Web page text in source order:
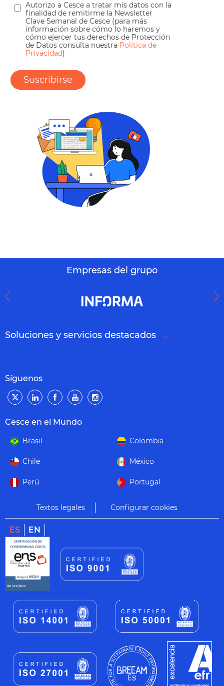
Autorizo a Cesce a tratar mis datos con la
finalidad de remitirme la Newsletter
Clave Semanal de Cesce (para más
información sobre cómo lo haremos y
cómo ejercer tus derechos de Protección
de Datos consulta nuestra Política de
Privacidad)
Empresas del grupo
Soluciones y servicios destacados
Síguenos
Cesce en el Mundo
Brasil Colombia
Chile México
Perú Portugal
Textos legales Configurar cookies
ES EN